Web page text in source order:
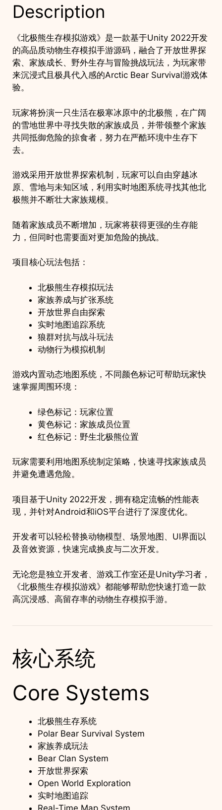
Source
Code
quantity
Description
《北极熊生存模拟游戏》是一款基于Unity 2022开发
的高品质动物生存模拟手游源码，融合了开放世界探
索、家族成长、野外生存与冒险挑战玩法，为玩家带
来沉浸式且极具代入感的Arctic Bear Survival游戏体
验。
玩家将扮演一只生活在极寒冰原中的北极熊，在广阔
的雪地世界中寻找失散的家族成员，并带领整个家族
共同抵御危险的掠食者，努力在严酷环境中生存下
去。
游戏采用开放世界探索机制，玩家可以自由穿越冰
原、雪地与未知区域，利用实时地图系统寻找其他北
极熊并不断壮大家族规模。
随着家族成员不断增加，玩家将获得更强的生存能
力，但同时也需要面对更加危险的挑战。
项目核心玩法包括：
北极熊生存模拟玩法
家族养成与扩张系统
开放世界自由探索
实时地图追踪系统
狼群对抗与战斗玩法
动物行为模拟机制
游戏内置动态地图系统，不同颜色标记可帮助玩家快
速掌握周围环境：
绿色标记：玩家位置
黄色标记：家族成员位置
红色标记：野生北极熊位置
玩家需要利用地图系统制定策略，快速寻找家族成员
并避免遭遇危险。
项目基于Unity 2022开发，拥有稳定流畅的性能表
现，并针对Android和iOS平台进行了深度优化。
开发者可以轻松替换动物模型、场景地图、UI界面以
及音效资源，快速完成换皮与二次开发。
无论您是独立开发者、游戏工作室还是Unity学习者，
《北极熊生存模拟游戏》都能够帮助您快速打造一款
高沉浸感、高留存率的动物生存模拟手游。
核心系统
Core Systems
北极熊生存系统
Polar Bear Survival System
家族养成玩法
Bear Clan System
开放世界探索
Open World Exploration
实时地图追踪
Real-Time Map System